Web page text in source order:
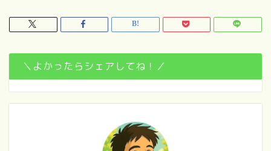
＼よかったらシェアしてね！／